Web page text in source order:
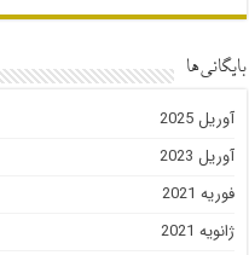
بایگانی‌ها
آوریل 2025
آوریل 2023
فوریه 2021
ژانویه 2021